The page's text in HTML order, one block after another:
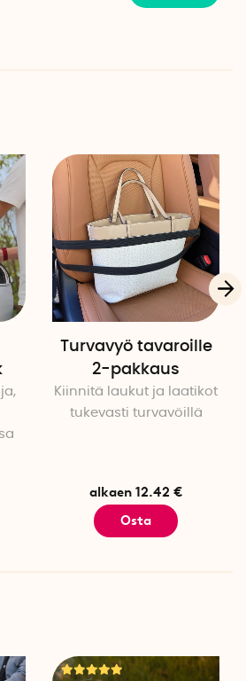
on leveä verkkotasku,
saatavilla.
Turvavyö tavaroille
2-pakkaus
Kiinnitä laukut ja laatikot
tukevasti turvavöillä
alkaen 12.42 €
Osta